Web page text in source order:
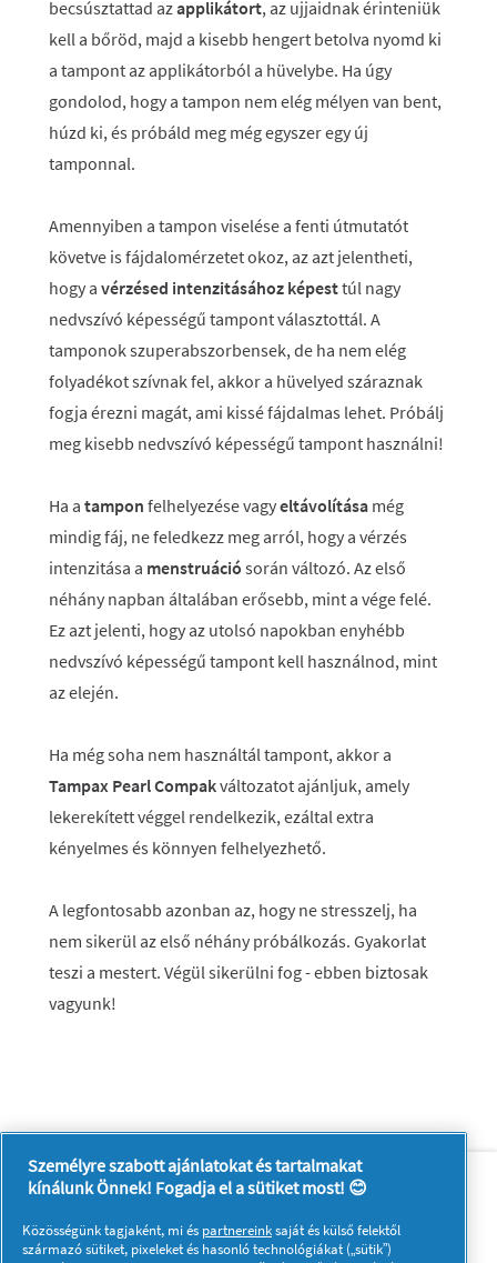
becsúsztattad azapplikátort, az ujjaidnak érinteniük
kell a bőröd, majd a kisebb hengert betolva nyomd ki
a tampont az applikátorból a hüvelybe. Ha úgy
gondolod, hogy a tampon nem elég mélyen van bent,
húzd ki, és próbáld meg még egyszer egy új
tamponnal.
Amennyiben a tampon viselése a fenti útmutatót
követve is fájdalomérzetet okoz, az azt jelentheti,
hogy a vérzésed intenzitásához képesttúl nagy
nedvszívó képességű tampont választottál. A
tamponok szuperabszorbensek, de ha nem elég
folyadékot szívnak fel, akkor a hüvelyed száraznak
fogja érezni magát, ami kissé fájdalmas lehet. Próbálj
meg kisebb nedvszívó képességű tampont használni!
Ha a tampon felhelyezése vagyeltávolítása még
mindig fáj, ne feledkezz meg arról, hogy a vérzés
intenzitása a menstruáció során változó. Az első
néhány napban általában erősebb, mint a vége felé.
Ez azt jelenti, hogy az utolsó napokban enyhébb
nedvszívó képességű tampont kell használnod, mint
az elején.
Ha még soha nem használtál tampont, akkor a
Tampax Pearl Compakváltozatot ajánljuk, amely
lekerekített véggel rendelkezik, ezáltal extra
kényelmes és könnyen felhelyezhető.
A legfontosabb azonban az, hogy ne stresszelj, ha
nem sikerül az első néhány próbálkozás. Gyakorlat
teszi a mestert. Végül sikerülni fog - ebben biztosak
vagyunk!
Rólunk
Kapcsolatfelvétel
A pg.com felkeresése
Kövessen minket:
Személyre szabott ajánlatokat és tartalmakat
kínálunk Önnek! Fogadja el a sütiket most! 😊
Közösségünk tagjaként, mi és partnereinksaját és külső felektől
származó sütiket, pixeleket és hasonló technológiákat („sütik”)